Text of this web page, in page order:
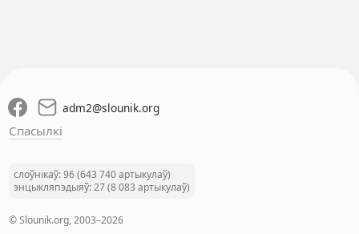
adm2@slounik.org
Спасылкі
слоўнікаў: 96 (643 740 артыкулаў)
энцыкляпэдыяў: 27 (8 083 артыкулаў)
© Slounik.org, 2003–2026